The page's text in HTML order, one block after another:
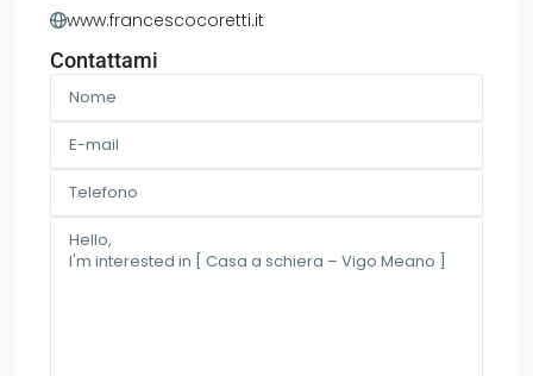
www.francescocoretti.it
Contattami